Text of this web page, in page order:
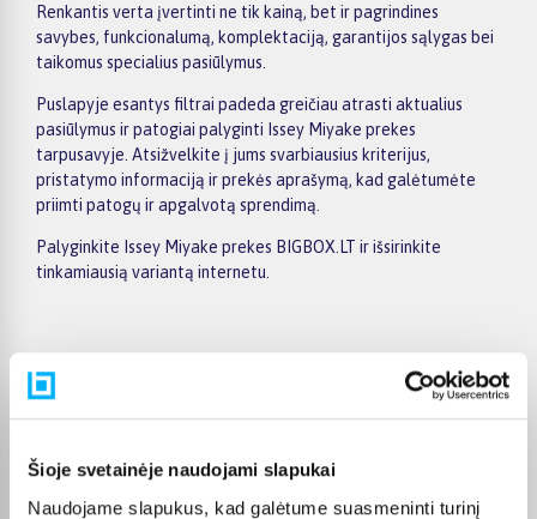
Šioje svetainėje naudojami slapukai
Naudojame slapukus, kad galėtume suasmeninti turinį
Renkantis verta įvertinti ne tik kainą, bet ir pagrindines
savybes, funkcionalumą, komplektaciją, garantijos sąlygas bei
taikomus specialius pasiūlymus.
Puslapyje esantys filtrai padeda greičiau atrasti aktualius
pasiūlymus ir patogiai palyginti Issey Miyake prekes
tarpusavyje. Atsižvelkite į jums svarbiausius kriterijus,
pristatymo informaciją ir prekės aprašymą, kad galėtumėte
priimti patogų ir apgalvotą sprendimą.
Palyginkite Issey Miyake prekes BIGBOX.LT ir išsirinkite
tinkamiausią variantą internetu.
Pirkėjų atsiliepimai apie prekes
Tomas S.
Patvirtintas pirkėjas